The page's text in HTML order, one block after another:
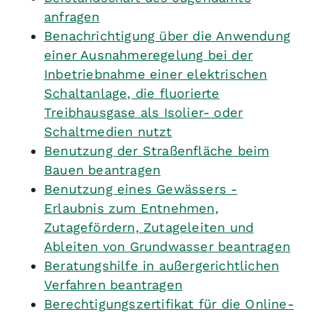
anfragen
Benachrichtigung über die Anwendung
einer Ausnahmeregelung bei der
Inbetriebnahme einer elektrischen
Schaltanlage, die fluorierte
Treibhausgase als Isolier- oder
Schaltmedien nutzt
Benutzung der Straßenfläche beim
Bauen beantragen
Benutzung eines Gewässers -
Erlaubnis zum Entnehmen,
Zutagefördern, Zutageleiten und
Ableiten von Grundwasser beantragen
Beratungshilfe in außergerichtlichen
Verfahren beantragen
Berechtigungszertifikat für die Online-